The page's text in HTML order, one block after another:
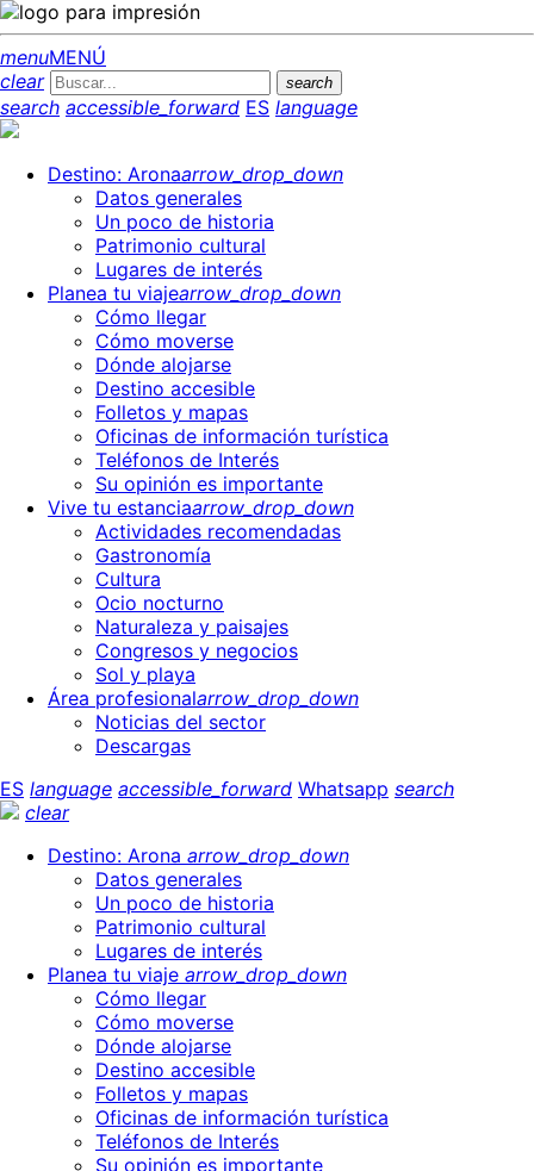
menuMENÚ
clear
search
search accessible_forward ES language
Destino: Aronaarrow_drop_down
Datos generales
Un poco de historia
Patrimonio cultural
Lugares de interés
Planea tu viajearrow_drop_down
Cómo llegar
Cómo moverse
Dónde alojarse
Destino accesible
Folletos y mapas
Oficinas de información turística
Teléfonos de Interés
Su opinión es importante
Vive tu estanciaarrow_drop_down
Actividades recomendadas
Gastronomía
Cultura
Ocio nocturno
Naturaleza y paisajes
Congresos y negocios
Sol y playa
Área profesionalarrow_drop_down
Noticias del sector
Descargas
ES language accessible_forward Whatsapp search
clear
Destino: Arona arrow_drop_down
Datos generales
Un poco de historia
Patrimonio cultural
Lugares de interés
Planea tu viaje arrow_drop_down
Cómo llegar
Cómo moverse
Dónde alojarse
Destino accesible
Folletos y mapas
Oficinas de información turística
Teléfonos de Interés
Su opinión es importante